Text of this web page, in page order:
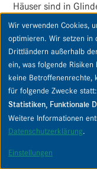
Häuser sind in
Durch­schnitts­preise
bi­li­en­preisen
Grund empfehlen
Bewer­tung für Ihre
In den letzten drei
schnitts­preis für
Glinde
für Wohnungen
Glinde zu einer
entscheidet sich
Immo­bilie in Glinde
Kontakt auf, um
Wir verwenden Cookies,
optimieren. Wir setzen in
Drittländern außerhalb
ein, was folgende
keine Betroffenenrechte,
für folgende Zwecke statt:
Statistiken, Funktionale
Weitere Informationen
Datenschutzerklärung.
Einstellungen